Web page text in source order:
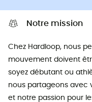
Notre mission
Chez Hardloop, nous
mouvement doivent
soyez débutant ou
nous partageons avec
et notre passion pour